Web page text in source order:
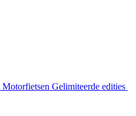
Gelimiteerde edities